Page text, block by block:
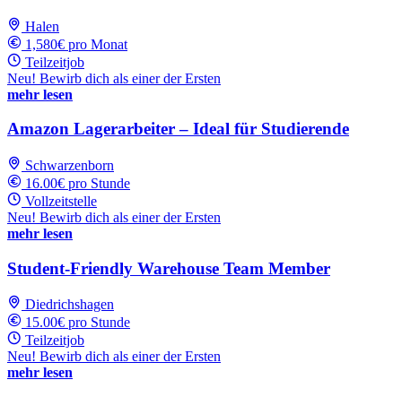
Halen
1,580€ pro Monat
Teilzeitjob
Neu! Bewirb dich als einer der Ersten
mehr lesen
Amazon Lagerarbeiter – Ideal für Studierende
Schwarzenborn
16.00€ pro Stunde
Vollzeitstelle
Neu! Bewirb dich als einer der Ersten
mehr lesen
Student-Friendly Warehouse Team Member
Diedrichshagen
15.00€ pro Stunde
Teilzeitjob
Neu! Bewirb dich als einer der Ersten
mehr lesen